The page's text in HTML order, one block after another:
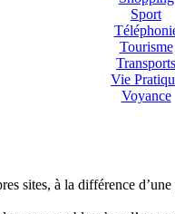
Sport
Tourisme
Transports
Vie
Voyance
sites, à la différence